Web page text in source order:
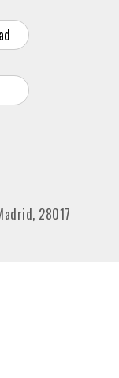
28017